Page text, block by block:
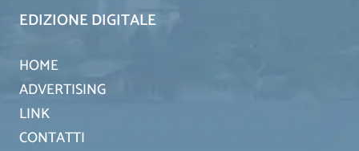
EDIZIONE DIGITALE
HOME
ADVERTISING
LINK
CONTATTI